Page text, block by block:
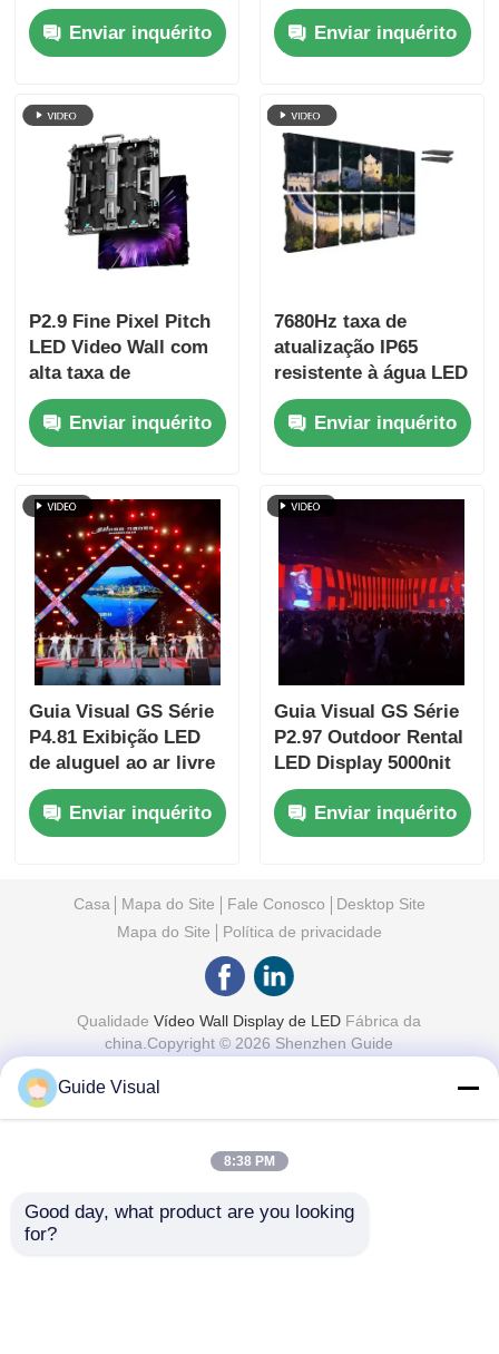
de 7680Hz, exibição
em cores completas e
proteção IP65 para
de palco
Enviar inquérito
densidade de pixel de
2,9 mm, taxa de
atualização de 3840
4500cd/m²
Enviar inquérito
P2.9 Fine Pixel Pitch
LED Video Wall com
alta taxa de
atualização de
7680Hz e backup de
energia e sinal duplo
Enviar inquérito
7680Hz taxa de
atualização IP65
resistente à água LED
parede de vídeo com
caixa de alumínio
fundido para eventos
Enviar inquérito
Guia Visual GS Série
P4.81 Exibição LED
de aluguel ao ar livre
para aluguel de nível
de entrada, 5000nit
IP65 7680Hz CE
Enviar inquérito
Guia Visual GS Série
P2.97 Outdoor Rental
LED Display 5000nit
IP65 para sinalização
digital, 7680Hz Duplo
Backup
Enviar inquérito
Casa Mapa do Site Fale Conosco
Desktop Site
Mapa do Site
Política de privacidade
QualidadeVídeo Wall Display de LED Fábrica da
china.Copyright © 2026 Shenzhen Guide
Guide Visual
8:38 PM
Good day, what product are you looking
for?